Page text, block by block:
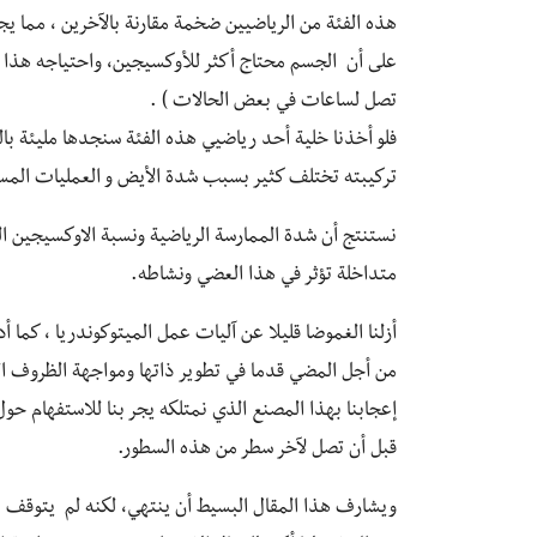
هذه الفئة من الرياضيين ضخمة مقارنة بالآخرين ، مما
على أن الجسم محتاج أكثر للأوكسيجين، واحتياجه هذا
تصل لساعات في بعض الحالات ) .
فلو أخذنا خلية أحد رياضيي هذه الفئة سنجدها مليئة
تركيبته تختلف كثير بسبب شدة الأيض و العمليات
نستنتج أن شدة الممارسة الرياضية ونسبة الاوكسيجين
متداخلة تؤثر في هذا العضي ونشاطه.
أزلنا الغموضا قليلا عن آليات عمل الميتوكوندريا ، كما
من أجل المضي قدما في تطوير ذاتها ومواجهة الظروف
إعجابنا بهذا المصنع الذي نمتلكه يجر بنا
قبل أن تصل لآخر سطر من هذه السطور.
ويشارف هذا المقال البسيط أن ينتهي، لكنه لم يتوقف